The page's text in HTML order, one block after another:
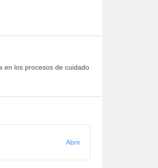
en los procesos de cuidado
Abrir